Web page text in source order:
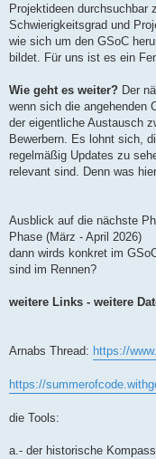
Projektideen durchsuchbar
Schwierigkeitsgrad und
wie sich um den GSoC
bildet. Für uns ist es ein
Wie geht es weiter? Der
wenn sich die angehenden
der eigentliche Austausch
Bewerbern. Es lohnt sich,
regelmäßig Updates zu
relevant sind. Denn was
Ausblick auf die nächste
Phase (März - April 2026)
dann wirds konkret im
sind im Rennen?
weitere Links - weitere
Arnabs Thread: https://
https://
die Tools:
a.- der historische